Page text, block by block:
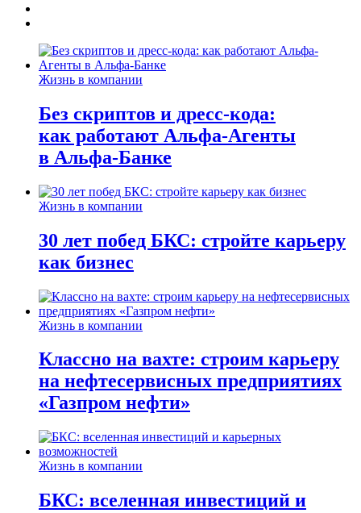
Жизнь в компании
Без скриптов и дресс-кода:
как работают Альфа-Агенты
в Альфа-Банке
Жизнь в компании
30 лет побед БКС: стройте карьеру
как бизнес
Жизнь в компании
Классно на вахте: строим карьеру
на нефтесервисных предприятиях
«Газпром нефти»
Жизнь в компании
БКС: вселенная инвестиций и